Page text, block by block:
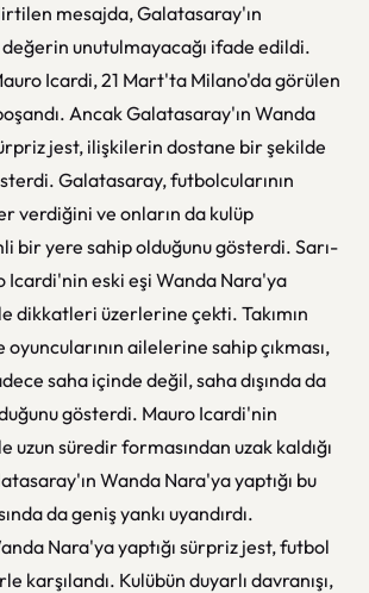
mesajda, Galatasaray'ın
değerin unutulmayacağı ifade edildi.
Icardi, 21 Mart'ta Milano'da görülen
Ancak Galatasaray'ın Wanda
jest, ilişkilerin dostane bir şekilde
Galatasaray, futbolcularının
verdiğini ve onların da kulüp
bir yere sahip olduğunu gösterdi. Sarı-
Icardi'nin eski eşi Wanda Nara'ya
dikkatleri üzerlerine çekti. Takımın
ailelerine sahip çıkması,
saha içinde değil, saha dışında da
gösterdi. Mauro Icardi'nin
uzun süredir formasından uzak kaldığı
Wanda Nara'ya yaptığı bu
da geniş yankı uyandırdı.
Nara'ya yaptığı sürpriz jest, futbol
karşılandı. Kulübün duyarlı davranışı,